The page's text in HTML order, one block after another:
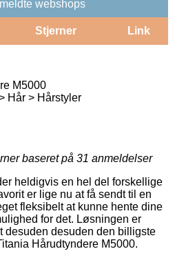
webshops
Stjerner Link
M5000
Hår > Hårstyler
baseret på 31 anmeldelser
heldigvis en hel del forskellige
er lige nu at få sendt til en
fleksibelt at kunne hente dine
for det. Løsningen er
desuden desuden den billigste
Hårudtyndere M5000.